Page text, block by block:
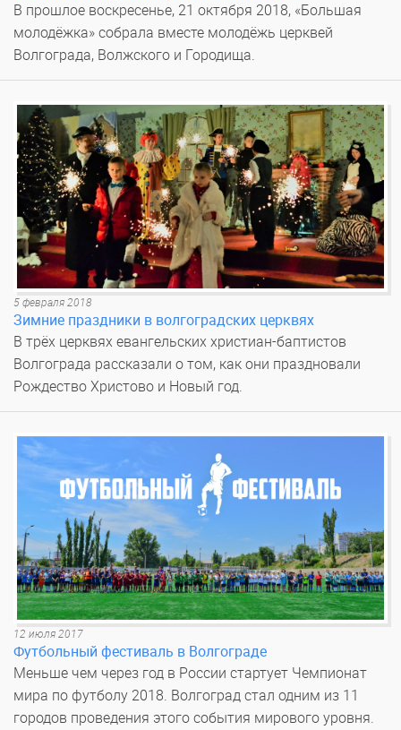
В прошлое воскресенье, 21 октября 2018, «Большая
молодёжка» собрала вместе молодёжь церквей
Волгограда, Волжского и Городища.
5 февраля 2018
Зимние праздники в волгоградских церквях
В трёх церквях евангельских христиан-баптистов
Волгограда рассказали о том, как они праздновали
Рождество Христово и Новый год.
12 июля 2017
Футбольный фестиваль в Волгограде
Меньше чем через год в России стартует Чемпионат
мира по футболу 2018. Волгоград стал одним из 11
городов проведения этого события мирового уровня.